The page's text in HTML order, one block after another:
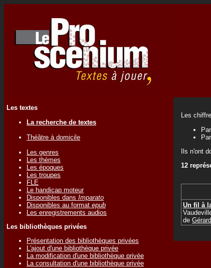
Les textes
La recherche de textes
Théâtre à domicile
Les genres
Les thèmes
Les époques
Les troupes
FLE
Le handicap moteur
Disponibles dans Imparato
Disponibles au format epub
Les enregistrements audios
Les bibliothèques privées
Présentation des bibliothèques privées
L'ajout d'une bibliothèque privée
La modification d'une bibliothèque privée
La consultation d'une bibliothèque privée
Les
Ils n'ont
12
Un fil à
de